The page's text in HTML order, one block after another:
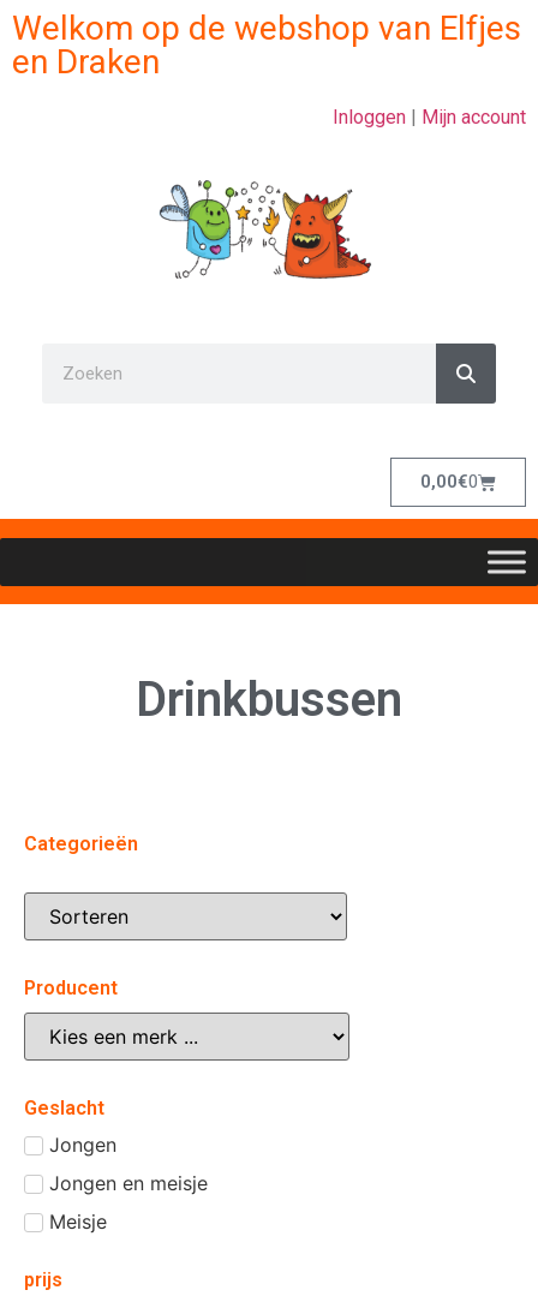
Welkom op de webshop van Elfjes
en Draken
Inloggen | Mijn account
0,00€0
Drinkbussen
Categorieën
Producent
Geslacht
Jongen
Jongen en meisje
Meisje
prijs